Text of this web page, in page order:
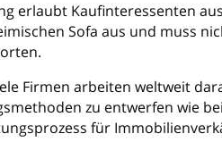
erlaubt Kaufinteressenten
Sofa aus und muss
Firmen arbeiten weltweit
zu entwerfen wie
für